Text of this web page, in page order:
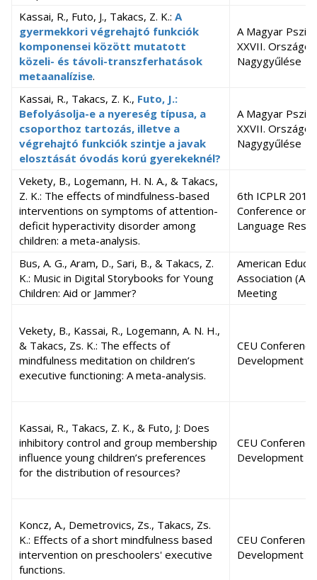
Kassai, R., Futo, J., Takacs, Z. K.: A
gyermekkori végrehajtó funkciók
komponensei között mutatott
közeli- és távoli-transzferhatások
metaanalízise.
A Magyar
XXVII.
Nagygyűlése
Kassai, R., Takacs, Z. K., Futo, J.:
Befolyásolja-e a nyereség típusa, a
csoporthoz tartozás, illetve a
végrehajtó funkciók szintje a javak
elosztását óvodás korú gyerekeknél?
A Magyar
XXVII.
Nagygyűlése
Vekety, B., Logemann, H. N. A., & Takacs,
Z. K.: The effects of mindfulness-based
interventions on symptoms of attention-
deficit hyperactivity disorder among
children: a meta-analysis.
6th ICPLR
Conference on
Language
Bus, A. G., Aram, D., Sari, B., & Takacs, Z.
K.: Music in Digital Storybooks for Young
Children: Aid or Jammer?
American
Association
Meeting
Vekety, B., Kassai, R., Logemann, A. N. H.,
& Takacs, Zs. K.: The effects of
mindfulness meditation on children’s
executive functioning: A meta-analysis.
CEU
Development
Kassai, R., Takacs, Z. K., & Futo, J: Does
inhibitory control and group membership
influence young children’s preferences
for the distribution of resources?
CEU
Development
Koncz, A., Demetrovics, Zs., Takacs, Zs.
K.: Effects of a short mindfulness based
intervention on preschoolers' executive
functions.
CEU
Development